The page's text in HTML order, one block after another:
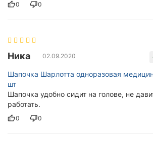
0 0
Ника 02.09.2020
Шапочка Шарлотта одноразовая
шт
Шапочка удобно сидит на голове, не
работать.
0 0